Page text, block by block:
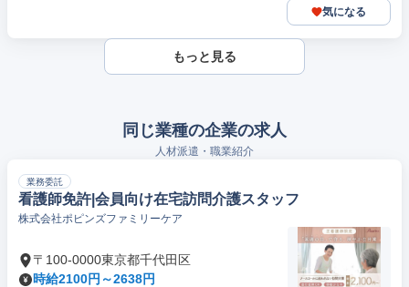
気になる
もっと見る
同じ業種の企業の求人
人材派遣・職業紹介
業務委託
看護師免許|会員向け在宅訪問介護スタッフ
株式会社ポピンズファミリーケア
〒100-0000東京都千代田区
時給2100円～2638円